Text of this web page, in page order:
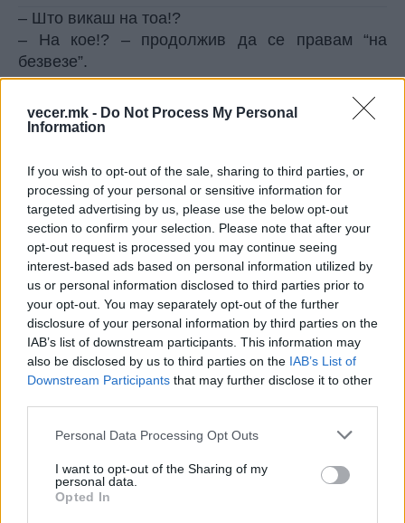
vecer.mk - Do Not Process My Personal
Information
If you wish to opt-out of the sale, sharing to third parties, or
processing of your personal or sensitive information for
targeted advertising by us, please use the below opt-out
section to confirm your selection. Please note that after your
opt-out request is processed you may continue seeing
interest-based ads based on personal information utilized by
us or personal information disclosed to third parties prior to
your opt-out. You may separately opt-out of the further
disclosure of your personal information by third parties on the
IAB’s list of downstream participants. This information may
also be disclosed by us to third parties on the IAB’s List of
Downstream Participants that may further disclose it to other
Personal Data Processing Opt Outs
I want to opt-out of the Sharing of my
personal data.
Opted In
– Што викаш на тоа!?
– На кое!? – продолжив да се правам “на
безвезе”.
– Па… јас и ти… вљубени од седмо три!?
– Не сери сега! Сум дошла да те видам
другарски…
ебам! Знаеш, да не се повтарам! Копиљачкиве
се гола вода у споредба со тебе!
– Од кај знаеш кога не си ме пробал?
– Не мора да сум те пробал за да знам! Ти
пишуе у очи!
– Ма немој! А што ми пишуе!? – го играв како јо-
јо.
– Дека за секс, краљица Марго може вода да ти
носи! – Стварно!? – И Марго и Клеопатра и …
леди Дијана!
– Кај ги најде, сите мртви! – направив фаца-
оцет, божем ми се згади.
– Добро де, мислам… додека биле живи.
– Не, али сум читал у разни фељтони за нив!
Се пердашеле ко штуки!